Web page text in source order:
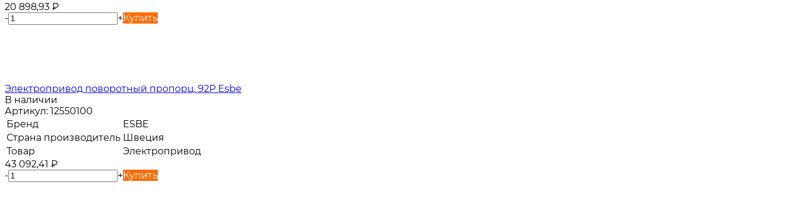
20 898,93 ₽
-
+Купить
Электропривод поворотный пропорц. 92P Esbe
В наличии
Артикул: 12550100
Бренд
ESBE
Страна производитель Швеция
Товар
Электропривод
43 092,41 ₽
-
+Купить